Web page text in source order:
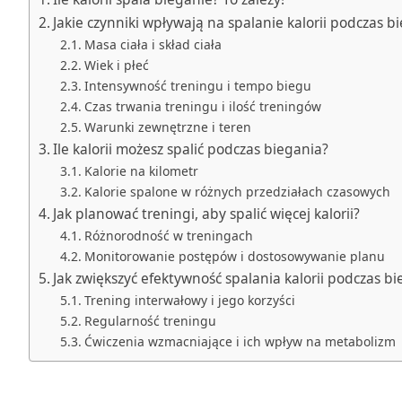
Jakie czynniki wpływają na spalanie kalorii podczas
Masa ciała i skład ciała
Wiek i płeć
Intensywność treningu i tempo biegu
Czas trwania treningu i ilość treningów
Warunki zewnętrzne i teren
Ile kalorii możesz spalić podczas biegania?
Kalorie na kilometr
Kalorie spalone w różnych przedziałach czasowych
Jak planować treningi, aby spalić więcej kalorii?
Różnorodność w treningach
Monitorowanie postępów i dostosowywanie planu
Jak zwiększyć efektywność spalania kalorii podczas
Trening interwałowy i jego korzyści
Regularność treningu
Ćwiczenia wzmacniające i ich wpływ na metabolizm